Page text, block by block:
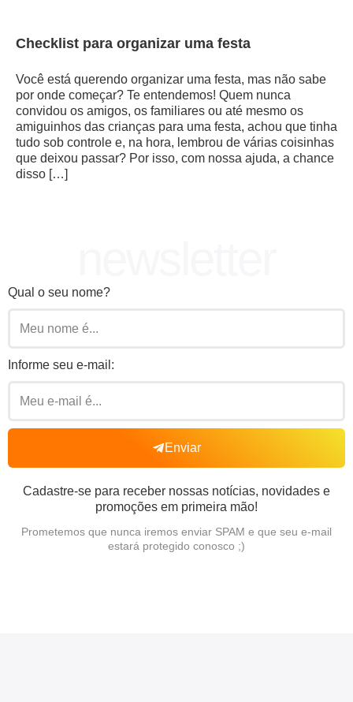
Checklist para organizar uma festa
Você está querendo organizar uma festa, mas não sabe
por onde começar? Te entendemos! Quem nunca
convidou os amigos, os familiares ou até mesmo os
amiguinhos das crianças para uma festa, achou que tinha
tudo sob controle e, na hora, lembrou de várias coisinhas
que deixou passar? Por isso, com nossa ajuda, a chance
disso […]
Qual o seu nome?
Informe seu e-mail:
Enviar
Cadastre-se para receber nossas notícias, novidades e
promoções em primeira mão!
Prometemos que nunca iremos enviar SPAM e que seu e-mail
estará protegido conosco ;)